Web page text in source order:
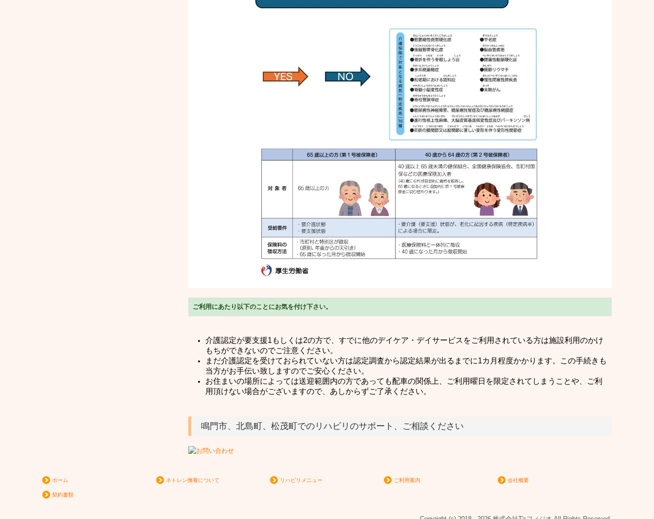
ご利用にあたり以下のことにお気を付け下さい。
介護認定が要支援1もしくは2の方で、すでに他のデイケア・デイサービスをご利用されている方は施設利用のかけ
もちができないのでご注意ください。
まだ介護認定を受けておられていない方は認定調査から認定結果が出るまでに1カ月程度かかります。この手続きも
当方がお手伝い致しますのでご安心ください。
お住まいの場所によっては送迎範囲内の方であっても配車の関係上、ご利用曜日を限定されてしまうことや、ご利
用頂けない場合がございますので、あしからずご了承ください。
鳴門市、北島町、松茂町でのリハビリのサポート、ご相談ください
ホーム ネトレン撫養について リハビリメニュー ご利用案内 会社概要
契約書類